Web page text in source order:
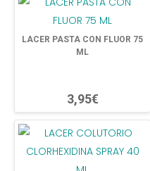
LACER PASTA CON FLUOR 75
ML
3,95€